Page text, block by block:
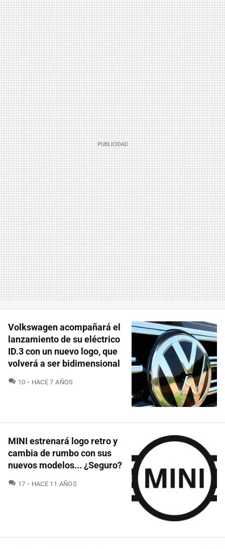
Volkswagen acompañará el
lanzamiento de su eléctrico
ID.3 con un nuevo logo, que
volverá a ser bidimensional
10 COMENTARIOS
HACE 7 AÑOS
MINI estrenará logo retro y
cambia de rumbo con sus
nuevos modelos... ¿Seguro?
17 COMENTARIOS
HACE 11 AÑOS